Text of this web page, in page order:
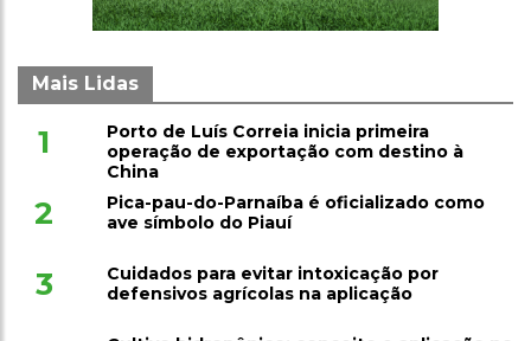
Mais Lidas
Porto de Luís Correia inicia primeira
operação de exportação com destino à
China
Pica-pau-do-Parnaíba é oficializado como
Cuidados para evitar intoxicação por